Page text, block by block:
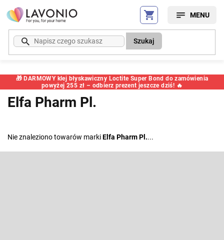
Przejść
do
treści
🎁 DARMOWY klej błyskawiczny Loctite Super Bond do zamówienia
powyżej 255 zł – odbierz prezent jeszcze dziś! 🔥
Szukaj
Elfa Pharm Pl.
Nie znaleziono towarów markiElfa Pharm Pl....